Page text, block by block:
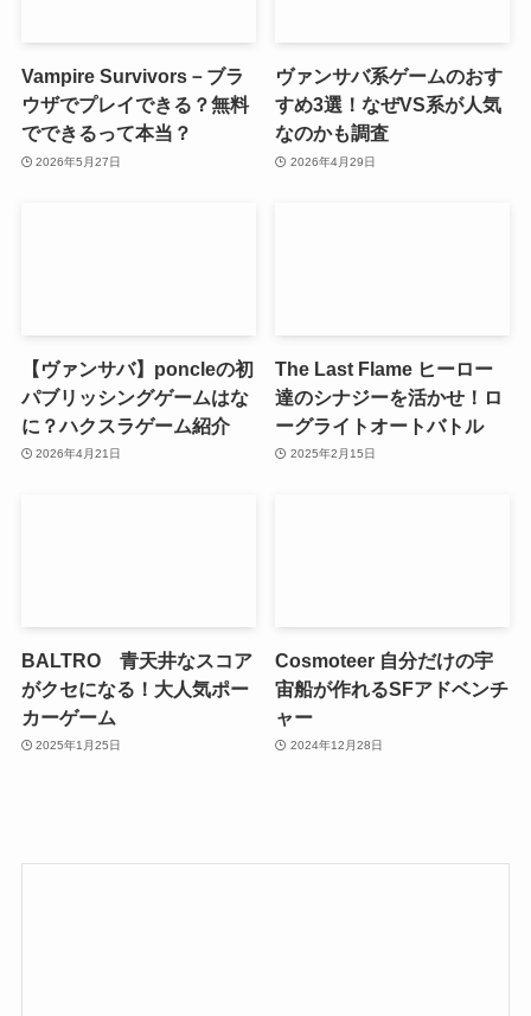
Vampire Survivors－ブラ
ウザでプレイできる？無料
でできるって本当？
2026年5月27日
ヴァンサバ系ゲームのおす
すめ3選！なぜVS系が人気
なのかも調査
2026年4月29日
【ヴァンサバ】poncleの初
パブリッシングゲームはな
に？ハクスラゲーム紹介
2026年4月21日
The Last Flame ヒーロー
達のシナジーを活かせ！ロ
ーグライトオートバトル
2025年2月15日
BALTRO 青天井なスコア
がクセになる！大人気ポー
カーゲーム
2025年1月25日
Cosmoteer 自分だけの宇
宙船が作れるSFアドベンチ
ャー
2024年12月28日